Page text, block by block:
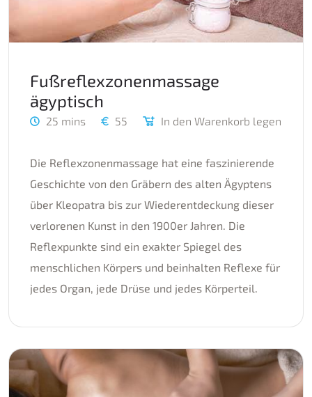
Fußreflexzonenmassage
ägyptisch
25 mins 55 In den Warenkorb legen
Die Reflexzonenmassage hat eine faszinierende
Geschichte von den Gräbern des alten Ägyptens
über Kleopatra bis zur Wiederentdeckung dieser
verlorenen Kunst in den 1900er Jahren. Die
Reflexpunkte sind ein exakter Spiegel des
menschlichen Körpers und beinhalten Reflexe für
jedes Organ, jede Drüse und jedes Körperteil.